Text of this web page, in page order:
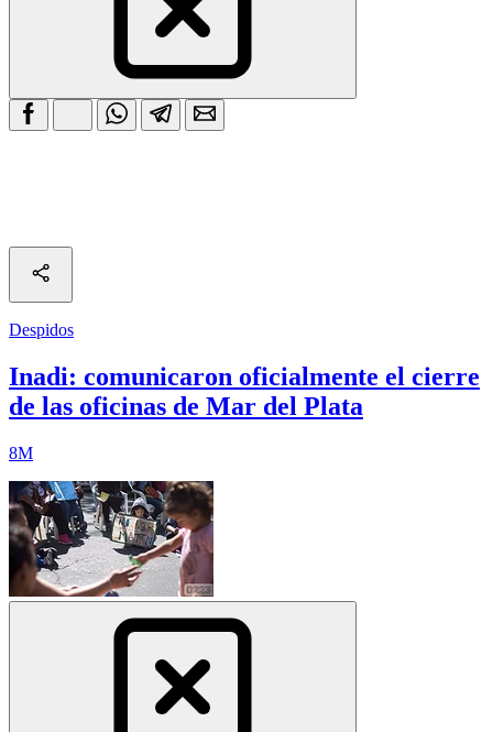
Despidos
Inadi: comunicaron oficialmente el cierre
de las oficinas de Mar del Plata
8M